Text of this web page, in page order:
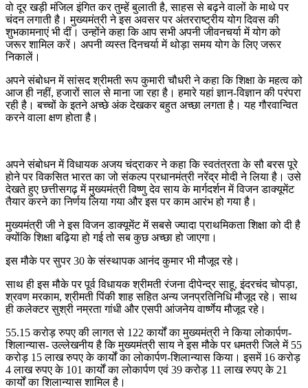
वो दूर खड़ी मंजिल इंगित कर तुम्हें बुलाती है, साहस से बढ़ने वालों के माथे पर
चंदन लगाती है। मुख्यमंत्री ने इस अवसर पर अंतरराष्ट्रीय योग दिवस की
शुभकामनाएं भी दीं। उन्होंने कहा कि आप सभी अपनी जीवनचर्या में योग को
जरूर शामिल करें। अपनी व्यस्त दिनचर्या में थोड़ा समय योग के लिए जरूर
निकालें।
अपने संबोधन में सांसद श्रीमती रूप कुमारी चौधरी ने कहा कि शिक्षा के महत्व को
आज ही नहीं, हजारों साल से माना जा रहा है। हमारे यहां ज्ञान-विज्ञान की परंपरा
रही है। बच्चों के इतने अच्छे अंक देखकर बहुत अच्छा लगता है। यह गौरवान्वित
करने वाला क्षण होता है।
अपने संबोधन में विधायक अजय चंद्राकर ने कहा कि स्वतंत्रता के सौ बरस पूरे
होने पर विकसित भारत का जो संकल्प प्रधानमंत्री नरेंद्र मोदी ने लिया है। उसे
देखते हुए छत्तीसगढ़ में मुख्यमंत्री विष्णु देव साय के मार्गदर्शन में विजन डाक्यूमेंट
तैयार करने का निर्णय लिया गया और इस पर काम आरंभ हो गया है।
मुख्यमंत्री जी ने इस विजन डाक्यूमेंट में सबसे ज्यादा प्राथमिकता शिक्षा को दी है
क्योंकि शिक्षा बढ़िया हो गई तो सब कुछ अच्छा हो जाएगा।
इस मौके पर सुपर 30 के संस्थापक आनंद कुमार भी मौजूद रहे।
साथ ही इस मौके पर पूर्व विधायक श्रीमती रंजना दीपेन्द्र साहू, इंदरचंद चोपड़ा,
श्रवण मरकाम, श्रीमती पिंकी शाह सहित अन्य जनप्रतिनिधि मौजूद रहे। साथ
ही कलेक्टर सुश्री नम्रता गांधी और एसपी आंजनेय वार्ष्णेय मौजूद रहे।
55.15 करोड़ रुपए की लागत से 122 कार्यों का मुख्यमंत्री ने किया लोकार्पण-
शिलान्यास- उल्लेखनीय है कि मुख्यमंत्री साय ने इस मौके पर धमतरी जिले में 55
करोड़ 15 लाख रुपए के कार्यों का लोकार्पण-शिलान्यास किया। इसमें 16 करोड़
4 लाख रुपए के 101 कार्यों का लोकार्पण एवं 39 करोड़ 11 लाख रुपए के 21
कार्यों का शिलान्यास शामिल है।